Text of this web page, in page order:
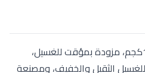
غسالة سوناي بسعة غسيل 10كجم، مزودة بمؤقت للغسيل،
بقدرة 220 وات للغسيل الثقيل والخفيف، ومصنعة